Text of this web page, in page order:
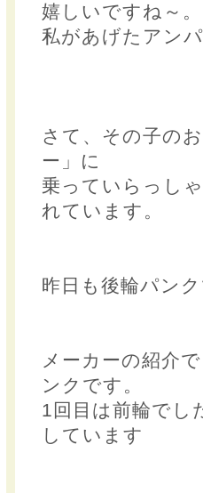
嬉しいですね～。
私があげたアン
さて、その子の
ー」に
乗っていらっし
れています。
昨日も後輪パン
メーカーの紹介
ンクです。
1回目は前輪でし
しています